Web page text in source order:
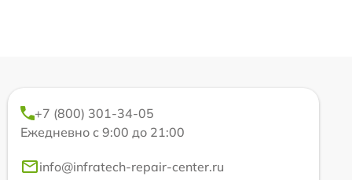
+7 (800) 301-34-05
Ежедневно с 9:00 до 21:00
info@infratech-repair-center.ru